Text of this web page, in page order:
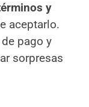
y
aceptarlo.
pago y
sorpresas